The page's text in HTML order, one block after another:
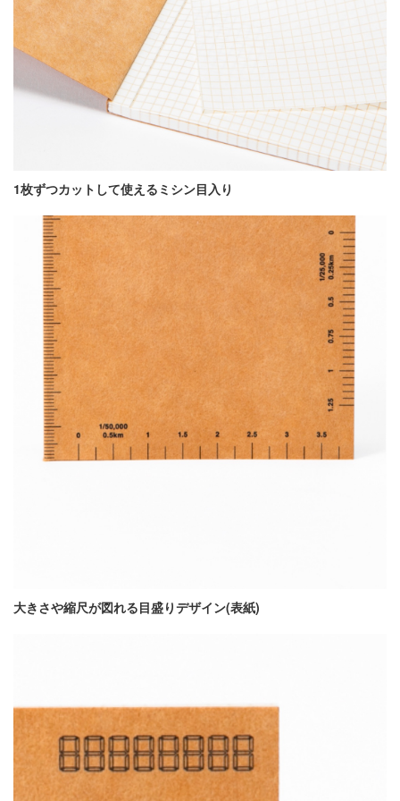
1枚ずつカットして使えるミシン目入り
大きさや縮尺が図れる目盛りデザイン(表紙)